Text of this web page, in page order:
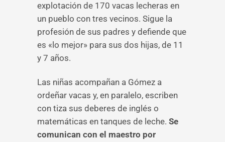
explotación de 170 vacas lecheras en
un pueblo con tres vecinos. Sigue la
profesión de sus padres y defiende que
es «lo mejor» para sus dos hijas, de 11
y 7 años.
Las niñas acompañan a Gómez a
ordeñar vacas y, en paralelo, escriben
con tiza sus deberes de inglés o
matemáticas en tanques de leche. Se
comunican con el maestro por